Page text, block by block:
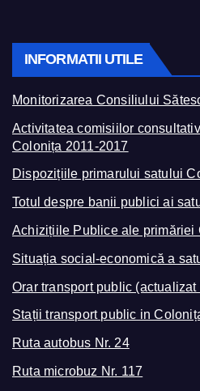
INFORMATII UTILE
Monitorizarea Consiliului
Activitatea comisiilor
Colonița 2011-2017
Dispozițiile primarului satului
Totul despre banii publici ai
Achizițiile Publice ale primăriei
Situația social-economică a
Orar transport public
Stații transport public in
Ruta autobus Nr. 24
Ruta microbuz Nr. 117